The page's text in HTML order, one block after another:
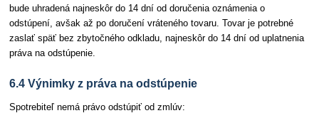
bude uhradená najneskôr do 14 dní od doručenia oznámenia o
odstúpení, avšak až po doručení vráteného tovaru. Tovar je potrebné
zaslať späť bez zbytočného odkladu, najneskôr do 14 dní od uplatnenia
práva na odstúpenie.
6.4 Výnimky z práva na odstúpenie
Spotrebiteľ nemá právo odstúpiť od zmlúv: